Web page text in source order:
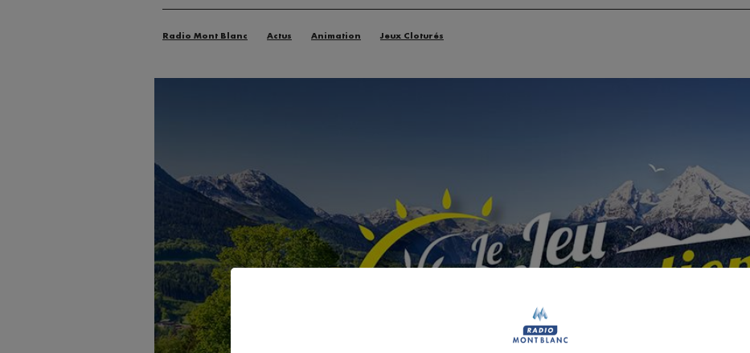
Radio Mont Blanc Actus Animation Jeux Cloturés